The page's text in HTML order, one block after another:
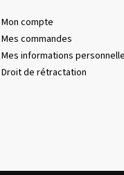
Mon compte
Mes commandes
Mes informations
Droit de rétractation